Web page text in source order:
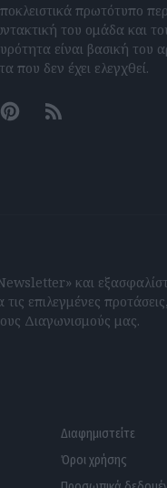
πρωτότυπο
του ομάδα και
είναι βασική του
που δεν έχει ελεγχθεί.
PinterestRSS feeds
και
επιλεγμένες προτάσεις,
Διαγωνισμούς μας.
Διαφημιστείτε
Όροι χρήσης